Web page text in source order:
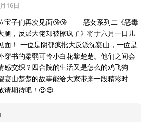
16日
宝子们再次见面😘😘 恶女系列二《恶毒
腿，反派大佬却被撩疯了》将于六月一日儿
面！ 一位是阴郁疯批大反派沈宴山，一位是
穿书的柔弱可怜小白花黎楚楚。他们之间会
感交织？四合院的生活又是怎么的鸡飞狗
山楚楚的故事能给大家带来一段精彩时
请期待吧！😍😍